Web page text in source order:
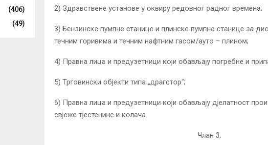
2) Здравствене установе у оквиру редовног радног времена;
3) Бензинскe пумпне станице и плинске пумпне станице за
течним горивима и течним нафтним гасом/ауто – плином;
4) Правна лица и предузетници који обављају пoгребне и
5) Трговински објекти типа „драгстор“;
6) Правна лица и предузетници који обављају дјелатност
свјеже тјестенине и колача.
Члан 3.
(406)
(49)